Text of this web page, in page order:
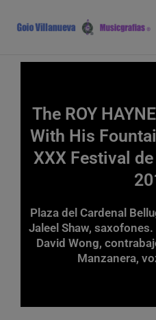
contenido
The ROY
With His
XXX Festival
Plaza del Cardenal
Jaleel Shaw,
David Wong,
Manzanera,